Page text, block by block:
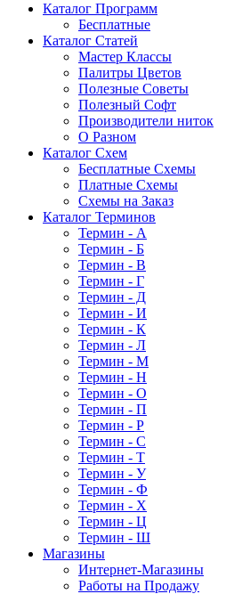
Каталог Программ
Бесплатные
Каталог Статей
Мастер Классы
Палитры Цветов
Полезные Советы
Полезный Софт
Производители ниток
О Разном
Каталог Схем
Бесплатные Схемы
Платные Схемы
Схемы на Заказ
Каталог Терминов
Термин - А
Термин - Б
Термин - В
Термин - Г
Термин - Д
Термин - И
Термин - К
Термин - Л
Термин - М
Термин - Н
Термин - О
Термин - П
Термин - Р
Термин - С
Термин - Т
Термин - У
Термин - Ф
Термин - Х
Термин - Ц
Термин - Ш
Магазины
Интернет-Магазины
Работы на Продажу